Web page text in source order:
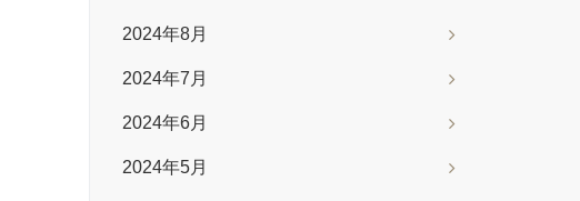
2024年8月
2024年7月
2024年6月
2024年5月